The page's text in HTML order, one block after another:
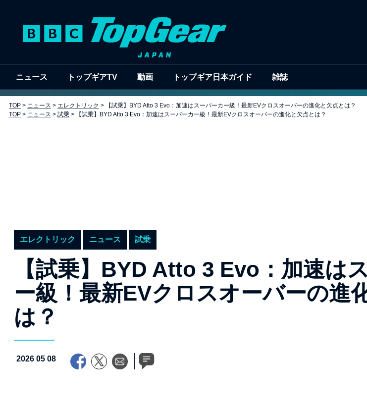
ニュース トップギアTV 動画 トップギア日本ガイド 雑誌
TOP > ニュース > エレクトリック >
【試乗】BYD Atto 3 Evo：加速はスーパーカー級！最新EVクロスオーバーの進化と欠点とは？
TOP > ニュース > 試乗 > 【試乗】BYD Atto 3 Evo：加速はスーパーカー級！最新EVクロスオーバーの進化と欠点とは？
エレクトリック ニュース 試乗
【試乗】BYD Atto 3 Evo：加速は
ー級！最新EVクロスオーバーの進
は？
2026 05 08